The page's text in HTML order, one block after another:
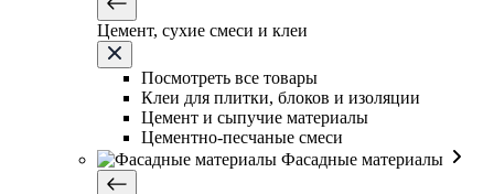
Цемент, сухие смеси и клеи
Посмотреть все товары
Клеи для плитки, блоков и изоляции
Цемент и сыпучие материалы
Цементно-песчаные смеси
Фасадные материалы